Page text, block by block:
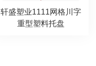
轩盛塑业1111网格川字
重型塑料托盘